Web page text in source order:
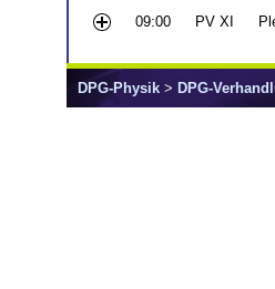
09:00 PV XI
DPG-Physik > DPG-